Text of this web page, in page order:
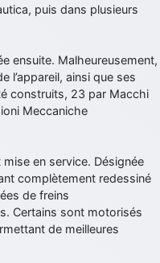
puis dans plusieurs
ensuite. Malheureusement,
l’appareil, ainsi que ses
construits, 23 par Macchi
Meccaniche
en service. Désignée
complètement redessiné
de freins
Certains sont motorisés
de meilleures